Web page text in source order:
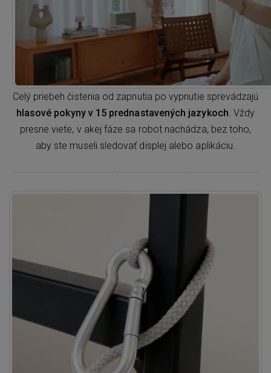
Celý priebeh čistenia od zapnutia po vypnutie sprevádzajú
hlasové pokyny v 15 prednastavených jazykoch . Vždy
presne viete, v akej fáze sa robot nachádza, bez toho,
aby ste museli sledovať displej alebo aplikáciu.